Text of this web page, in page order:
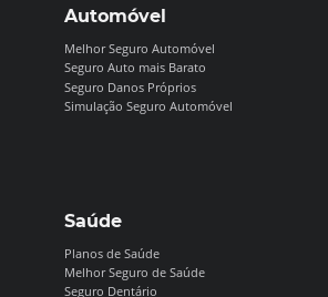
Automóvel
Melhor Seguro Automóvel
Seguro Auto mais Barato
Seguro Danos Próprios
Simulação Seguro Automóvel
Saúde
Planos de Saúde
Melhor Seguro de Saúde
Seguro Dentário